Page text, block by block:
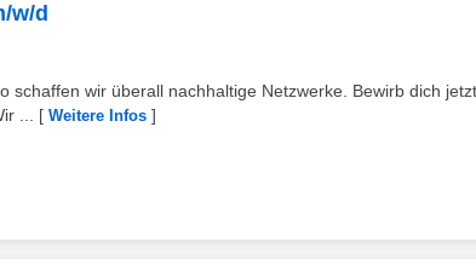
w/d
schaffen wir überall nachhaltige Netzwerke. Bewirb dich
... [ Weitere Infos ]